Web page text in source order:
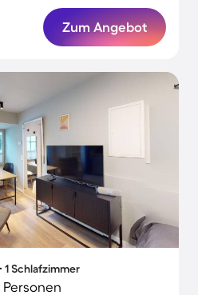
Zum Angebot
1 Schlafzimmer